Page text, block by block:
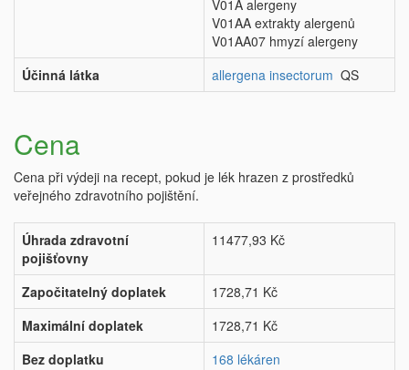
V01A alergeny
V01AA extrakty alergenů
V01AA07 hmyzí alergeny
Účinná látka
allergena insectorum QS
Cena
Cena při výdeji na recept, pokud je lék hrazen z prostředků
veřejného zdravotního pojištění.
Úhrada zdravotní
pojišťovny
11477,93 Kč
Započitatelný doplatek
1728,71 Kč
Maximální doplatek
1728,71 Kč
Bez doplatku
168 lékáren